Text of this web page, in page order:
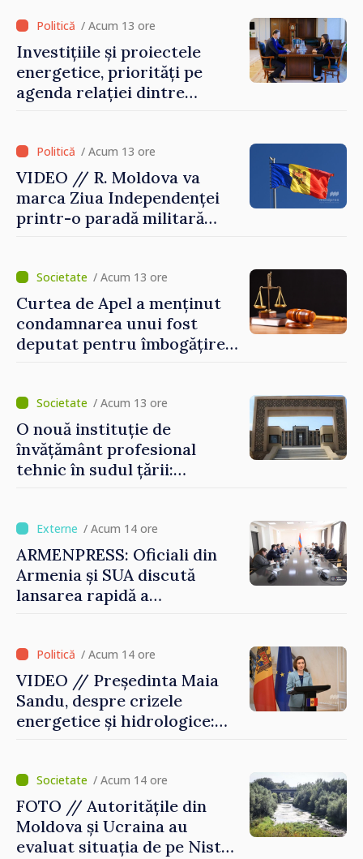
/ Acum 13 ore
Investițiile și proiectele
energetice, priorități pe
agenda relației dintre
/ Acum 13 ore
VIDEO // R. Moldova va
marca Ziua Independenței
printr-o paradă militară
eforturile pentru
consolidarea capacităților
de apărare”
/ Acum 13 ore
Curtea de Apel a menținut
condamnarea unui fost
deputat pentru îmbogățire
de lei
/ Acum 13 ore
O nouă instituție de
învățământ profesional
tehnic în sudul țării:
turc la Comrat
/ Acum 14 ore
ARMENPRESS: Oficiali din
Armenia și SUA discută
lansarea rapidă a
/ Acum 14 ore
VIDEO // Președinta Maia
Sandu, despre crizele
energetice și hidrologice:
consecințele”/ Acum 14 ore
FOTO // Autoritățile din
Moldova și Ucraina au
evaluat situația de pe Nistru